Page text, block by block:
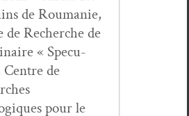
de Roumanie,
de Recherche de
« Specu­
de
pour le